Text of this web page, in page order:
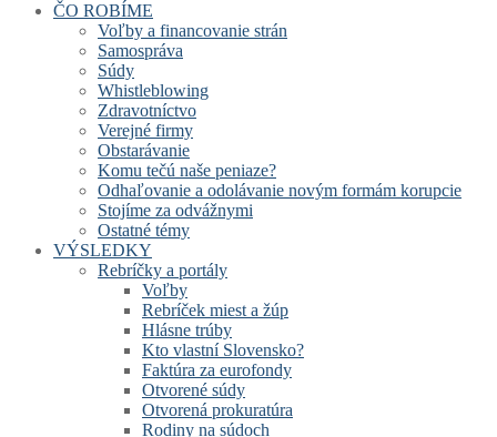
ČO ROBÍME
Voľby a financovanie strán
Samospráva
Súdy
Whistleblowing
Zdravotníctvo
Verejné firmy
Obstarávanie
Komu tečú naše peniaze?
Odhaľovanie a odolávanie novým formám korupcie
Stojíme za odvážnymi
Ostatné témy
VÝSLEDKY
Rebríčky a portály
Voľby
Rebríček miest a žúp
Hlásne trúby
Kto vlastní Slovensko?
Faktúra za eurofondy
Otvorené súdy
Otvorená prokuratúra
Rodiny na súdoch